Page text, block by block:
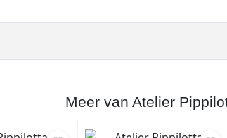
Meer van Atelier